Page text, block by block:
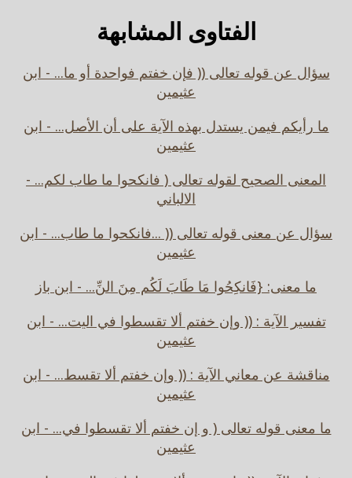
الفتاوى المشابهة
سؤال عن قوله تعالى (( فإن خفتم فواحدة أو ما... - ابن
عثيمين
ما رأيكم فيمن يستدل بهذه الآية على أن الأصل... - ابن
عثيمين
المعنى الصحيح لقوله تعالى ( فانكحوا ما طاب لكم... -
الالباني
سؤال عن معنى قوله تعالى (( ...فانكحوا ما طاب... - ابن
عثيمين
ما معنى: {فَانكِحُوا مَا طَابَ لَكُم مِنَ النِّ... - ابن باز
تفسير الآية : (( وإن خفتم ألا تقسطوا في اليت... - ابن
عثيمين
مناقشة عن معاني الآية : (( وإن خفتم ألا تقسط... - ابن
عثيمين
ما معنى قوله تعالى ( و إن خفتم ألا تقسطوا في... - ابن
عثيمين